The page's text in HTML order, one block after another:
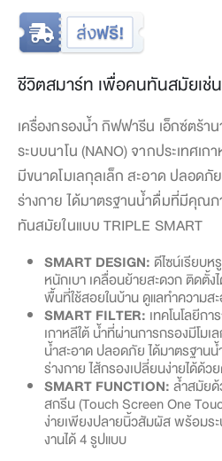
ชีวิตสมาร์ท เพื่อคนทันสมัยเ
เครื่องกรองน้ำ กิฟฟารีน เอ็กซ์ตร้า
ระบบนาโน (NANO) จากประเทศเ
มีขนาดโมเลกุลเล็ก สะอาด ปลอดภั
ร่างกาย ได้มาตรฐานน้ำดื่มที่มีคุณ
ทันสมัยในแบบ TRIPLE SMART
SMART DESIGN: ดีไซน์เรียบ
หนักเบา เคลื่อนย้ายสะดวก ติดตั้ง
พื้นที่ใช้สอยในบ้าน ดูแลทำความส
SMART FILTER:เทคโนโลยีกา
เกาหลีใต้ น้ำที่ผ่านการกรองมีโม
น้ำสะอาด ปลอดภัย ได้มาตรฐาน
ร่างกาย ไส้กรองเปลี่ยนง่ายได้ด้ว
SMART FUNCTION: ล้ำสมัย
สกรีน (Touch Screen One
ง่ายเพียงปลายนิ้วสัมผัส พร้อมระ
งานได้ 4 รูปแบบ